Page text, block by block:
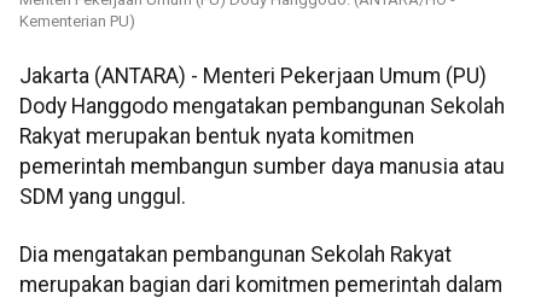
Kementerian PU)
Jakarta (ANTARA) - Menteri Pekerjaan Umum (PU)
Dody Hanggodo mengatakan pembangunan Sekolah
Rakyat merupakan bentuk nyata komitmen
pemerintah membangun sumber daya manusia atau
SDM yang unggul.
Dia mengatakan pembangunan Sekolah Rakyat
merupakan bagian dari komitmen pemerintah dalam